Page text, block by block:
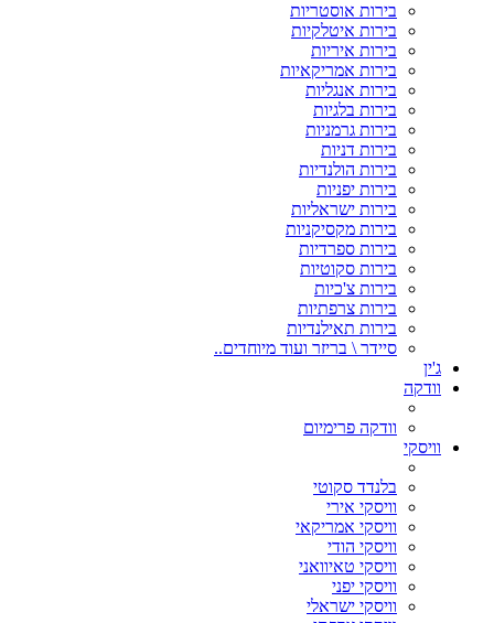
בירות אוסטריות
בירות איטלקיות
בירות איריות
בירות אמריקאיות
בירות אנגליות
בירות בלגיות
בירות גרמניות
בירות דניות
בירות הולנדיות
בירות יפניות
בירות ישראליות
בירות מקסיקניות
בירות ספרדיות
בירות סקוטיות
בירות צ'כיות
בירות צרפתיות
בירות תאילנדיות
סיידר \ בריזר ועוד מיוחדים..
ג'ין
וודקה
וודקה פרימיום
וויסקי
בלנדד סקוטי
וויסקי אירי
וויסקי אמריקאי
וויסקי הודי
וויסקי טאיוואני
וויסקי יפני
וויסקי ישראלי